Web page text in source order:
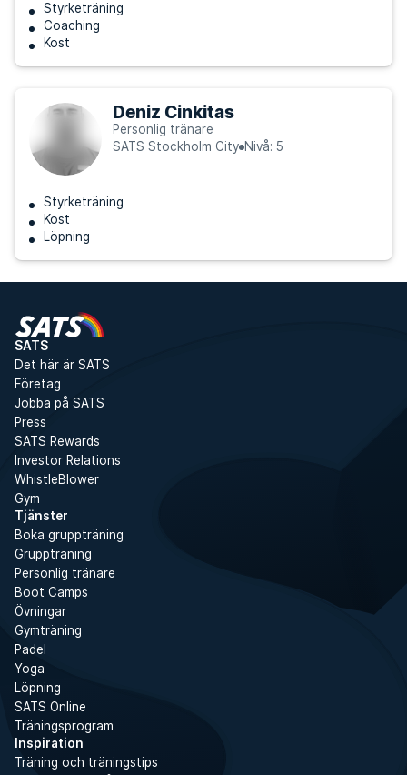
Styrketräning
Coaching
Kost
Deniz Cinkitas
Personlig tränare
SATS Stockholm City Nivå: 5
Styrketräning
Kost
Löpning
SATS
Det här är SATS
Företag
Jobba på SATS
Press
SATS Rewards
Investor Relations
WhistleBlower
Gym
Tjänster
Boka gruppträning
Gruppträning
Personlig tränare
Boot Camps
Övningar
Gymträning
Padel
Yoga
Löpning
SATS Online
Träningsprogram
Inspiration
Träning och träningstips